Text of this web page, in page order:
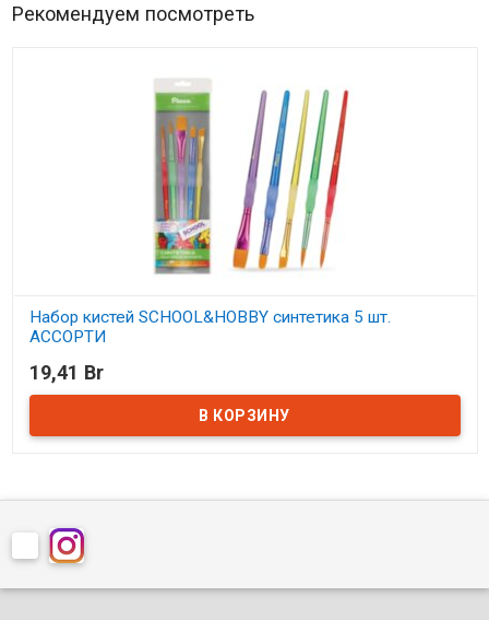
Рекомендуем посмотреть
Набор кистей SCHOOL&HOBBY синтетика 5 шт.
АССОРТИ
В наличии
19,41 Br